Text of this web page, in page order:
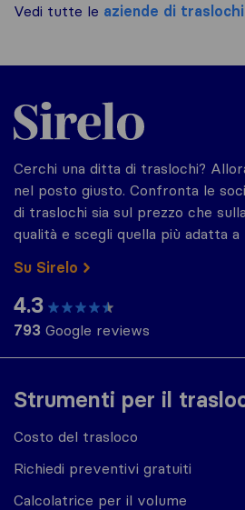
Vedi tutte le aziende di traslochi
Strumenti per il
Costo del trasloco
Richiedi preventivi gratuiti
Calcolatrice per il volume
Sirelo.it
Cerchi una ditta di traslochi?
nel posto giusto. Confronta le
di traslochi sia sul prezzo che sulla
qualità e scegli quella più adatta a
Su Sirelo
4.3
793 Google reviews